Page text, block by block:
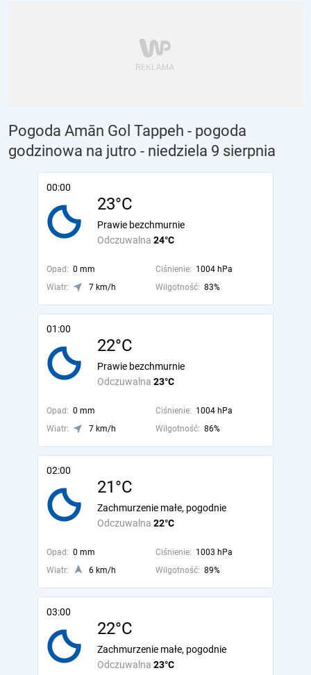
Pogoda Amān Gol Tappeh - pogoda
godzinowa na jutro - niedziela 9 sierpnia
00:00
23°C
Odczuwalna 24°C
Prawie bezchmurnie
Opad: 0 mm Ciśnienie: 1004 hPa
Wiatr:
7 km/h Wilgotność: 83%
01:00
22°C
Odczuwalna 23°C
Prawie bezchmurnie
Opad: 0 mm Ciśnienie: 1004 hPa
Wiatr:
7 km/h Wilgotność: 86%
02:00
21°C
Odczuwalna 22°C
Zachmurzenie małe, pogodnie
Opad: 0 mm Ciśnienie: 1003 hPa
Wiatr:
6 km/h Wilgotność: 89%
03:00
22°C
Odczuwalna 23°C
Zachmurzenie małe, pogodnie